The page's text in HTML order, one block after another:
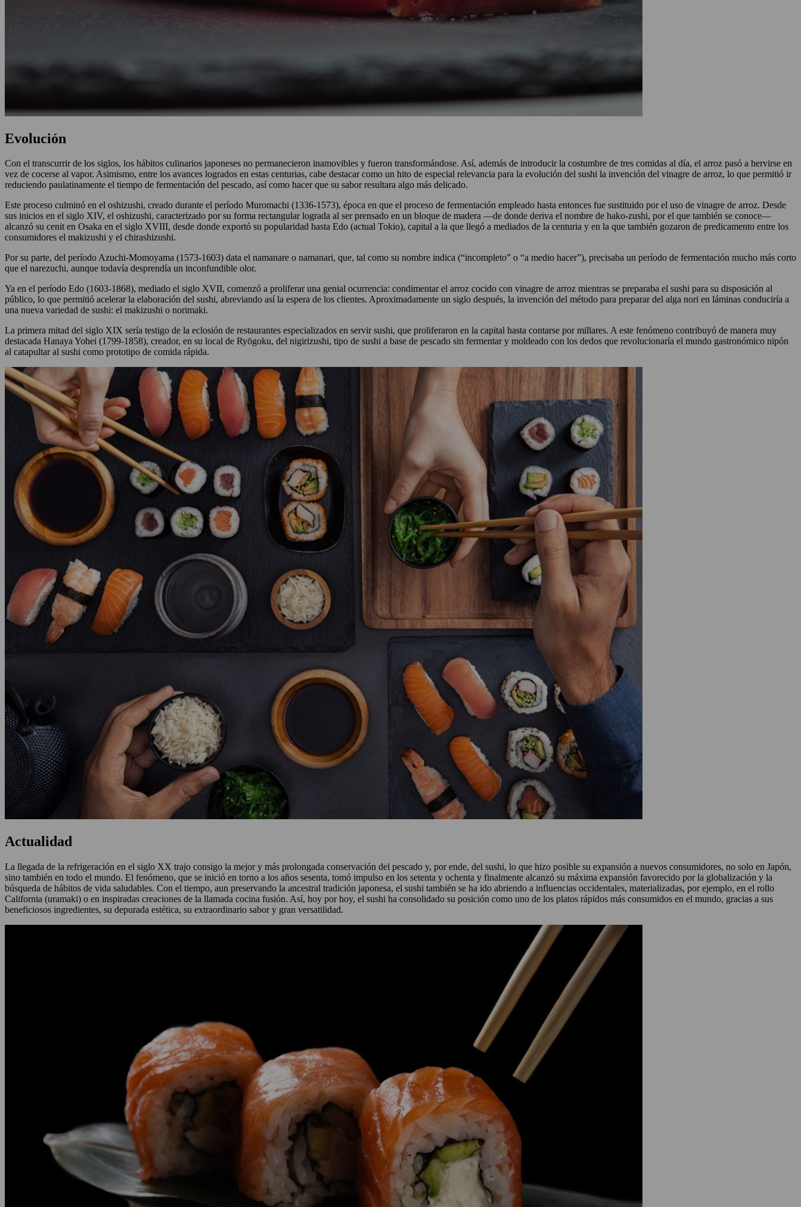
Evolución
Con el transcurrir de los siglos, los hábitos culinarios japoneses no permanecieron inamovibles y fueron transformándose. Así, además de introducir la costumbre de tres comidas al día, el arroz pasó a hervirse en
vez de cocerse al vapor. Asimismo, entre los avances logrados en estas centurias, cabe destacar como un hito de especial relevancia para la evolución del sushi la invención del vinagre de arroz, lo que permitió ir
reduciendo paulatinamente el tiempo de fermentación del pescado, así como hacer que su sabor resultara algo más delicado.
Este proceso culminó en el oshizushi, creado durante el período Muromachi (1336-1573), época en que el proceso de fermentación empleado hasta entonces fue sustituido por el uso de vinagre de arroz. Desde
sus inicios en el siglo XIV, el oshizushi, caracterizado por su forma rectangular lograda al ser prensado en un bloque de madera —de donde deriva el nombre de hako-zushi, por el que también se conoce—
alcanzó su cenit en Osaka en el siglo XVIII, desde donde exportó su popularidad hasta Edo (actual Tokio), capital a la que llegó a mediados de la centuria y en la que también gozaron de predicamento entre los
consumidores el makizushi y el chirashizushi.
Por su parte, del período Azuchi-Momoyama (1573-1603) data el namanare o namanari, que, tal como su nombre indica (“incompleto” o “a medio hacer”), precisaba un período de fermentación mucho más corto
que el narezuchi, aunque todavía desprendía un inconfundible olor.
Ya en el período Edo (1603-1868), mediado el siglo XVII, comenzó a proliferar una genial ocurrencia: condimentar el arroz cocido con vinagre de arroz mientras se preparaba el sushi para su disposición al
público, lo que permitió acelerar la elaboración del sushi, abreviando así la espera de los clientes. Aproximadamente un siglo después, la invención del método para preparar del alga nori en láminas conduciría a
una nueva variedad de sushi: el makizushi o norimaki.
La primera mitad del siglo XIX sería testigo de la eclosión de restaurantes especializados en servir sushi, que proliferaron en la capital hasta contarse por millares. A este fenómeno contribuyó de manera muy
destacada Hanaya Yohei (1799-1858), creador, en su local de Ryōgoku, del nigirizushi, tipo de sushi a base de pescado sin fermentar y moldeado con los dedos que revolucionaría el mundo gastronómico nipón
al catapultar al sushi como prototipo de comida rápida.
Actualidad
La llegada de la refrigeración en el siglo XX trajo consigo la mejor y más prolongada conservación del pescado y, por ende, del sushi, lo que hizo posible su expansión a nuevos consumidores, no solo en Japón,
sino también en todo el mundo. El fenómeno, que se inició en torno a los años sesenta, tomó impulso en los setenta y ochenta y finalmente alcanzó su máxima expansión favorecido por la globalización y la
búsqueda de hábitos de vida saludables. Con el tiempo, aun preservando la ancestral tradición japonesa, el sushi también se ha ido abriendo a influencias occidentales, materializadas, por ejemplo, en el rollo
California (uramaki) o en inspiradas creaciones de la llamada cocina fusión. Así, hoy por hoy, el sushi ha consolidado su posición como uno de los platos rápidos más consumidos en el mundo, gracias a sus
beneficiosos ingredientes, su depurada estética, su extraordinario sabor y gran versatilidad.